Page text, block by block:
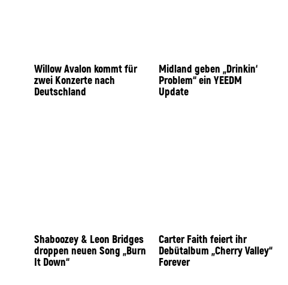
Willow Avalon kommt für
zwei Konzerte nach
Deutschland
Midland geben „Drinkin‘
Problem“ ein YEEDM
Update
Shaboozey & Leon Bridges
droppen neuen Song „Burn
It Down“
Carter Faith feiert ihr
Debütalbum „Cherry Valley“
Forever